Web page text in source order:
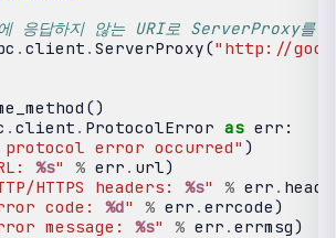
응답하지 않는 URI로 ServerProxy를
. client . ServerProxy("http://
()
. client . ProtocolError as err :
protocol error occurred" )
%s" % err . url)
HTTPS headers: %s" % err .
code: %d" % err . errcode)
message: %s" % err . errmsg)